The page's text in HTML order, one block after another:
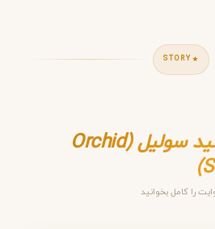
STORY
عطر تام فورد ارکید سولیل (Orchid
را کامل بخوانید